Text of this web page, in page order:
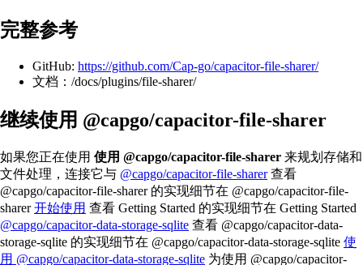
完整参考
GitHub: https://github.com/Cap-go/capacitor-file-sharer/
文档：/docs/plugins/file-sharer/
继续使用 @capgo/capacitor-file-sharer
如果您正在使用 使用 @capgo/capacitor-file-sharer 来规划存储和
文件处理，连接它与 @capgo/capacitor-file-sharer查看
@capgo/capacitor-file-sharer 的实现细节在 @capgo/capacitor-file-
sharer开始使用 查看 Getting Started 的实现细节在 Getting Started
@capgo/capacitor-data-storage-sqlite 查看 @capgo/capacitor-data-
storage-sqlite 的实现细节在 @capgo/capacitor-data-storage-sqlite 使
用 @capgo/capacitor-data-storage-sqlite 为使用 @capgo/capacitor-